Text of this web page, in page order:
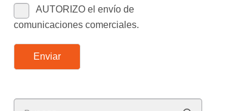
AUTORIZO el envío de
comunicaciones comerciales.
Enviar
Buscar: